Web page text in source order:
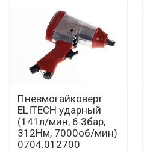
Пневмогайковерт
ELITECH ударный
(141л/мин, 6.3бар,
312Нм, 7000об/мин)
0704.012700